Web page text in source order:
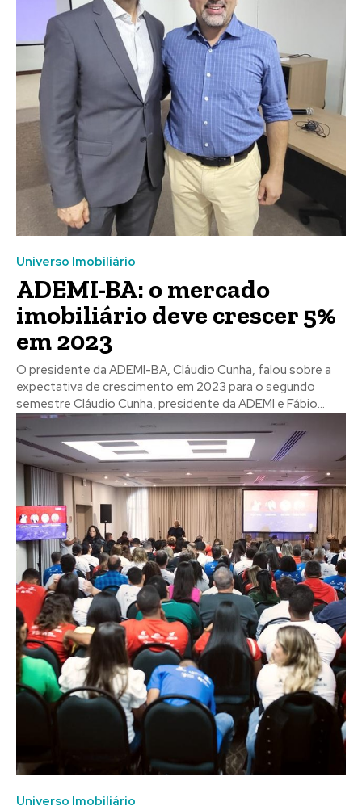
Universo Imobiliário
ADEMI-BA: o mercado
imobiliário deve crescer 5%
em 2023
O presidente da ADEMI-BA, Cláudio Cunha, falou sobre a
expectativa de crescimento em 2023 para o segundo
semestre Cláudio Cunha, presidente da ADEMI e Fábio...
Universo Imobiliário